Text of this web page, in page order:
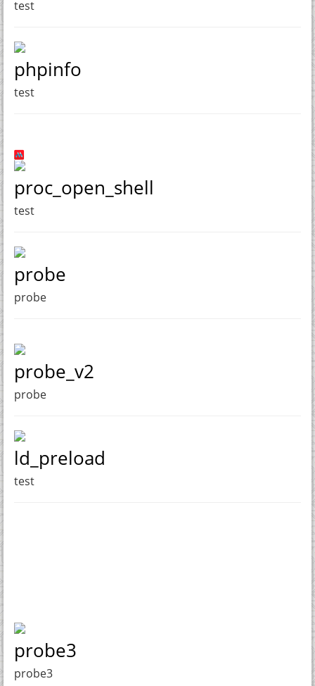
test
phpinfo
test
proc_open_shell
test
probe
probe
probe_v2
probe
ld_preload
test
probe3
probe3